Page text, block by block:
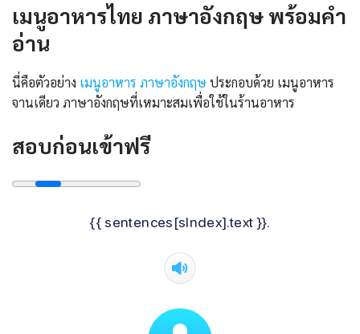
เมนูอาหารไทย ภาษาอังกฤษ พร้อมคํา
อ่าน
นี่คือตัวอย่าง เมนูอาหาร ภาษาอังกฤษประกอบด้วย เมนูอาหาร
จานเดียว ภาษาอังกฤษที่เหมาะสมเพื่อใช้ในร้านอาหาร
สอบก่อนเข้าฟรี
{{ sentences[sIndex].text }}.